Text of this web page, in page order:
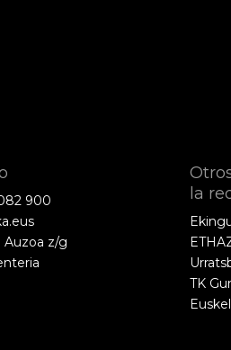
900
Auzoa z/g
la
TK